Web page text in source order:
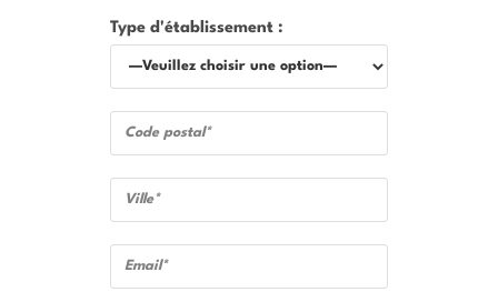
Type d'établissement :